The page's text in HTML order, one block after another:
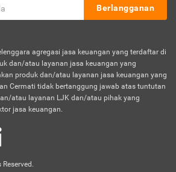
Berlangganan
agregasi jasa keuangan yang terdaftar di
dan/atau layanan jasa keuangan yang
produk dan/atau layanan jasa keuangan yang
Cermati tidak bertanggung jawab atas tuntutan
atau layanan LJK dan/atau pihak yang
jasa keuangan.